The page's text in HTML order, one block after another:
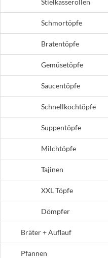
Stielkasserollen
Schmortöpfe
Bratentöpfe
Gemüsetöpfe
Saucentöpfe
Schnellkochtöpfe
Suppentöpfe
Milchtöpfe
Tajinen
XXL Töpfe
Dömpfer
Bräter + Auflauf
Pfannen